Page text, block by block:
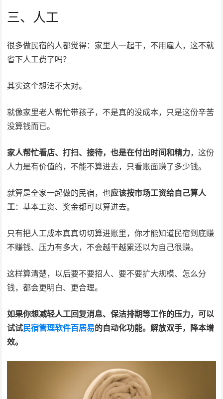
三、人工
很多做民宿的人都觉得：家里人一起干，不用雇人，这不就
省下人工费了吗？
其实这个想法不太对。
就像家里老人帮忙带孩子，不是真的没成本，只是这份辛苦
没算钱而已。
家人帮忙看店、打扫、接待，也是在付出时间和精力，这份
人力是有价值的，不能不算进去，只看账面赚了多少钱。
就算是全家一起做的民宿，也应该按市场工资给自己算人
工：基本工资、奖金都可以算进去。
只有把人工成本真真切切算进账里，你才能知道民宿到底赚
不赚钱、压力有多大，不会越干越累还以为自己很赚。
这样算清楚，以后要不要招人、要不要扩大规模、怎么分
钱，都会更明白、更合理。
如果你想减轻人工回复消息、保洁排期等工作的压力，可以
试试民宿管理软件百居易的自动化功能。解放双手，降本增
效。